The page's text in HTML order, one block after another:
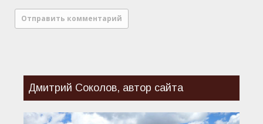
Дмитрий Соколов, автор сайта